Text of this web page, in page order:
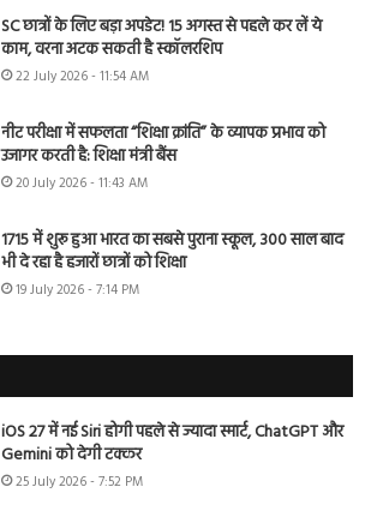
SC छात्रों के लिए बड़ा अपडेट! 15 अगस्त से पहले कर लें ये
काम, वरना अटक सकती है स्कॉलरशिप
22 July 2026 - 11:54 AM
नीट परीक्षा में सफलता “शिक्षा क्रांति” के व्यापक प्रभाव को
उजागर करती है: शिक्षा मंत्री बैंस
20 July 2026 - 11:43 AM
1715 में शुरू हुआ भारत का सबसे पुराना स्कूल, 300 साल बाद
भी दे रहा है हजारों छात्रों को शिक्षा
19 July 2026 - 7:14 PM
iOS 27 में नई Siri होगी पहले से ज्यादा स्मार्ट, ChatGPT और
Gemini को देगी टक्कर
25 July 2026 - 7:52 PM